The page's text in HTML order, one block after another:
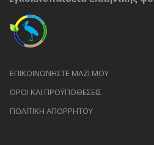
ΕΠΙΚΟΙΝΩΝΉΣΤΕ ΜΑΖΊ ΜΟΥ
ΟΡΟΙ ΚΑΙ ΠΡΟΫΠΟΘΈΣΕΙΣ
ΠΟΛΙΤΙΚΉ ΑΠΟΡΡΉΤΟΥ